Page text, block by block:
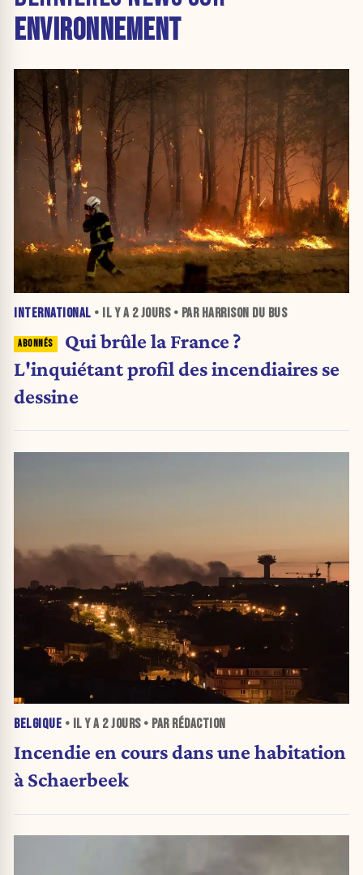
ENVIRONNEMENT
INTERNATIONAL • IL Y A 2 JOURS• PAR HARRISON DU BUS
Qui brûle la France ?
L'inquiétant profil des incendiaires se
dessine
BELGIQUE • IL Y A 2 JOURS• PAR RÉDACTION
Incendie en cours dans une habitation
à Schaerbeek